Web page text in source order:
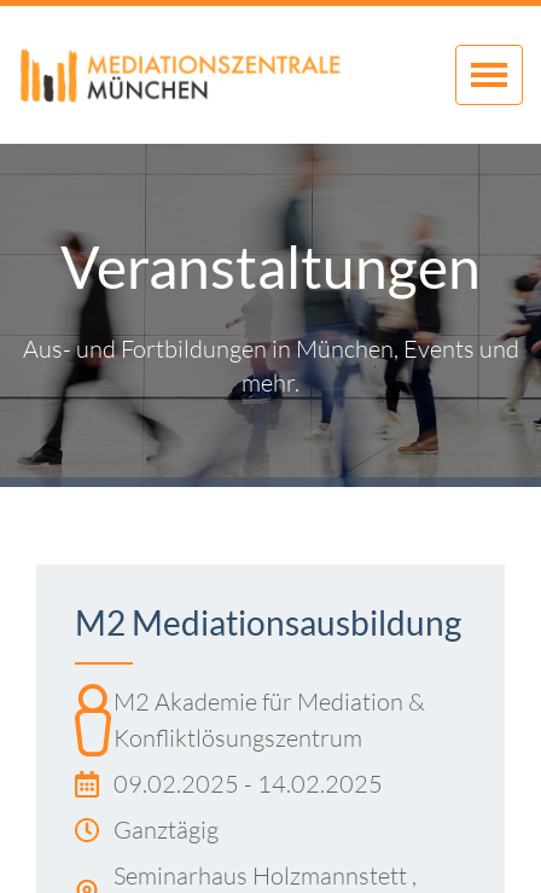
Zum
Inhalt
springen
Veranstaltungen
Aus- und Fortbildungen in München, Events und
mehr.
M2 Mediationsausbildung
M2 Akademie für Mediation &
Konfliktlösungszentrum
09.02.2025 - 14.02.2025
Ganztägig
Seminarhaus Holzmannstett ,